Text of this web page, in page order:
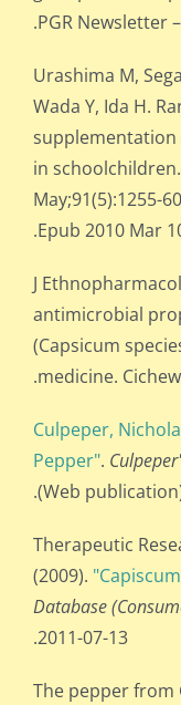
PGR Newsletter
Urashima M,
Wada Y, Ida H.
supplementation
in
May;91(5):1255-
Epub 2010 Mar
J
antimicrobial
(Capsicum
medicine.
Culpeper,
Pepper".
(Web
Therapeutic
(2009).
Database
2011-07-13.
The pepper from